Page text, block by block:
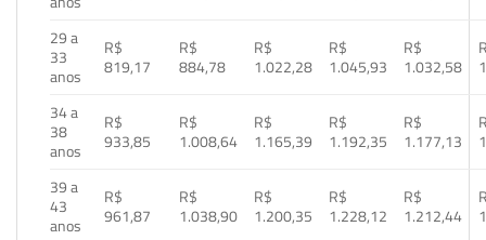
29 a
33
anos
R$
819,17
R$
884,78
R$
1.022,28
R$
1.045,93
R$
1.032,58
34 a
38
anos
R$
933,85
R$
1.008,64
R$
1.165,39
R$
1.192,35
R$
1.177,13
39 a
43
anos
R$
961,87
R$
1.038,90
R$
1.200,35
R$
1.228,12
R$
1.212,44